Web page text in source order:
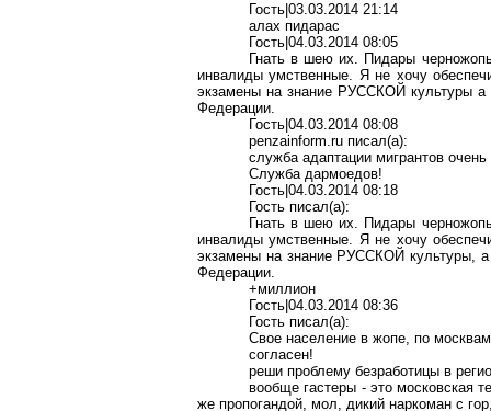
Гость|03.03.2014 21:14
алах пидарас
Гость|04.03.2014 08:05
Гнать в шею их. Пидары
инвалиды умственные. Я не хочу
экзамены на знание РУССКОЙ культуры а
Федерации.
Гость|04.03.2014 08:08
penzainform.ru писал(a):
служба адаптации мигрантов
Служба дармоедов!
Гость|04.03.2014 08:18
Гость писал(a):
Гнать в шею их. Пидары
инвалиды умственные. Я не хочу
экзамены на знание РУССКОЙ культуры,
Федерации.
+миллион
Гость|04.03.2014 08:36
Гость писал(a):
Свое население вжопе, помосквам
согласен!
реши проблему безработицы в
вообщегастеры - это московская
же пропогандой, мол, дикий наркоман с